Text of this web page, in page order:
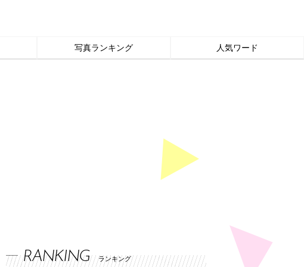
写真ランキング 人気ワード
RANKING ランキング